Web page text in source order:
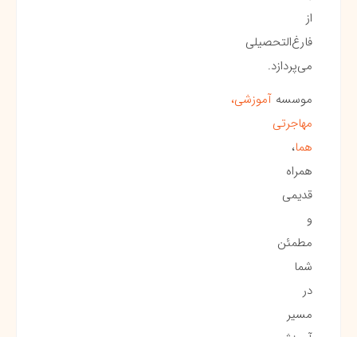
از
فارغ‌التحصیلی
می‌پردازد.
موسسه آموزشی،
مهاجرتی
هما،
همراه
قدیمی
و
مطمئن
شما
در
مسیر